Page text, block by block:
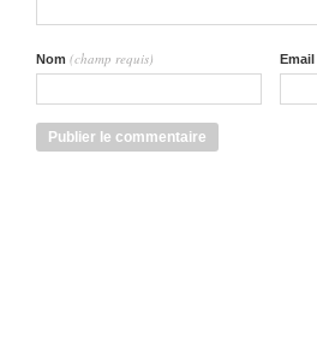
Nom (champ requis) Email